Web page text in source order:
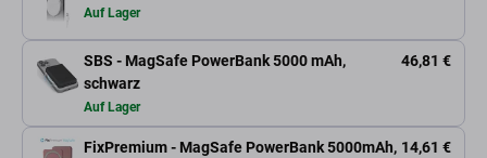
Auf Lager
SBS - MagSafe PowerBank 5000 mAh,
schwarz
46,81 €
Auf Lager
FixPremium - MagSafe PowerBank 5000mAh, 14,61 €